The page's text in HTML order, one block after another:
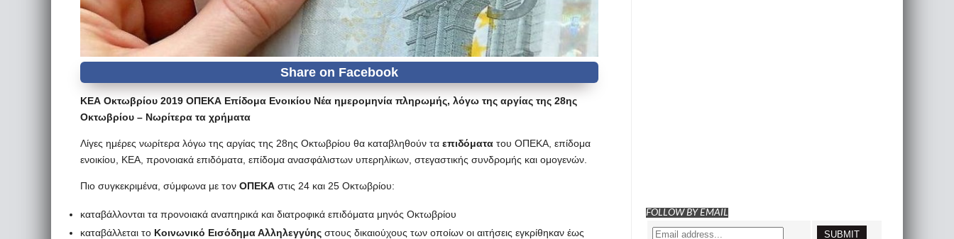
ΚΕΑ Οκτωβρίου 2019 ΟΠΕΚΑ Επίδομα Ενοικίου Νέα ημερομηνία πληρωμής, λόγω της αργίας της 28ης
Οκτωβρίου – Νωρίτερα τα χρήματα
Λίγες ημέρες νωρίτερα λόγω της αργίας της 28ης Οκτωβρίου θα καταβληθούν τα επιδόματα του ΟΠΕΚΑ, επίδομα
ενοικίου, ΚΕΑ, προνοιακά επιδόματα, επίδομα ανασφάλιστων υπερηλίκων, στεγαστικής συνδρομής και ομογενών.
Πιο συγκεκριμένα, σύμφωνα με τον ΟΠΕΚΑ στις 24 και 25 Οκτωβρίου:
καταβάλλονται τα προνοιακά αναπηρικά και διατροφικά επιδόματα μηνός Οκτωβρίου
καταβάλλεται το Κοινωνικό Εισόδημα Αλληλεγγύης στους δικαιούχους των οποίων οι αιτήσεις εγκρίθηκαν έως
FOLLOW BY EMAIL